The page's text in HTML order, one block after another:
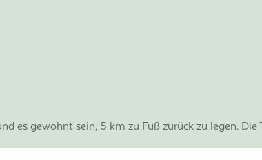
es gewohnt sein, 5 km zu Fuß zurück zu legen.